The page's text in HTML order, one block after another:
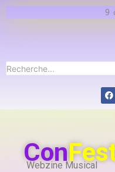
9
Con
Webzine Musical